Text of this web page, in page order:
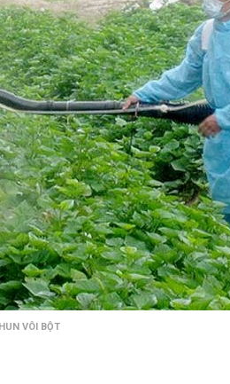
VÔI BỘT